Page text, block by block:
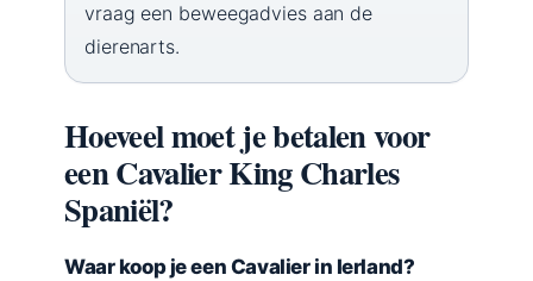
vraag een beweegadvies aan de
dierenarts.
Hoeveel moet je betalen voor
een Cavalier King Charles
Spaniël?
Waar koop je een Cavalier in Ierland?